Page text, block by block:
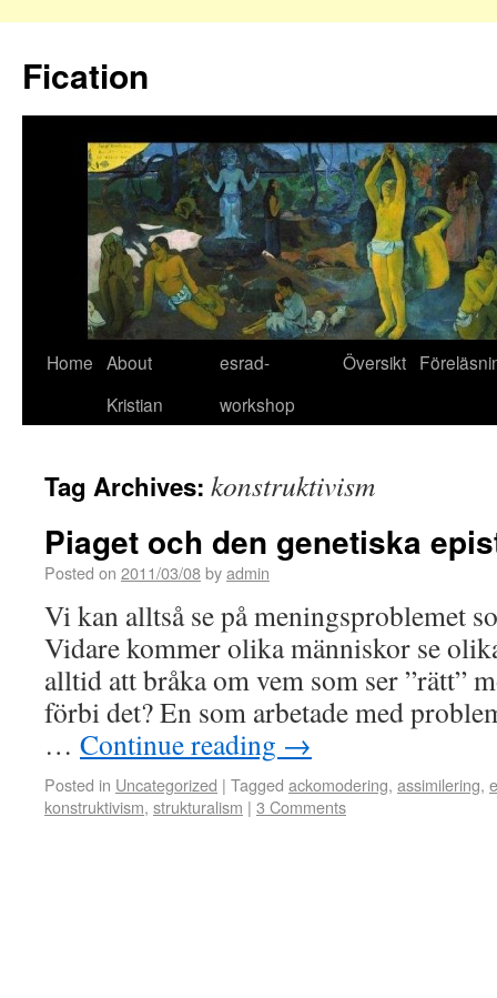
Fication
Home About
Kristian
esrad-
workshop
Översikt
Tag Archives: konstruktivism
Piaget och den genetiska
Posted on 2011/03/08byadmin
Vi kan alltså se på meningsproblemet
Vidare kommer olika människor se
alltid att bråka om vem som ser ”rätt”
förbi det? En som arbetade med
… Continue reading →
Posted in Uncategorized | Tagged ackomodering, assimilering,
konstruktivism, strukturalism | 3 Comments